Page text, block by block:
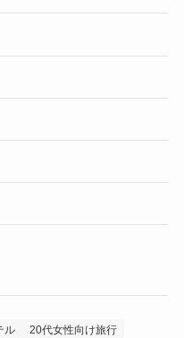
ル
20代女性向け旅行